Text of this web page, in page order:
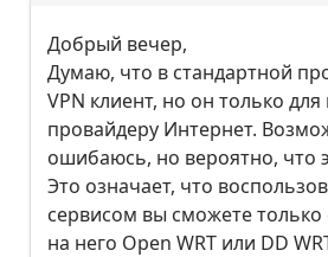
Добрый вечер,
Думаю, что в стандартной
VPN клиент, но он только
провайдеру Интернет.
ошибаюсь, но вероятно, что
Это означает, что
сервисом вы сможете только
на него Open WRT или DD